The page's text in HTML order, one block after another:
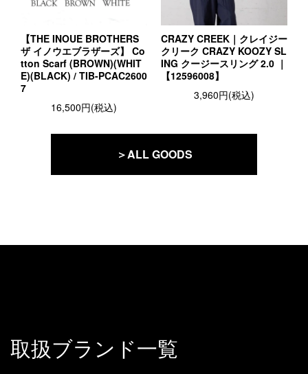
【THE INOUE BROTHERS
ザ イノウエブラザーズ】 Co
tton Scarf (BROWN)(WHIT
E)(BLACK) / TIB-PCAC2600
7
16,500円(税込)
CRAZY CREEK｜クレイジー
クリーク CRAZY KOOZY SL
ING クージースリング 2.0 ｜
【12596008】
3,960円(税込)
＞ALL GOODS
取扱ブランド一覧